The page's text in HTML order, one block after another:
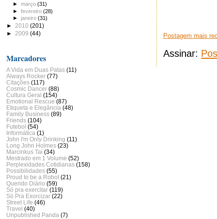
Postagem mais
Assinar:
►março(31)
►fevereiro(28)
►janeiro(31)
► 2010 (201)
► 2009 (44)
Marcadores
A Vida em Duas Patas (11)
Always Rocker (77)
Citações (117)
Cosmic Dancer (88)
Cultura Geral (154)
Emotional Rescue (87)
Etiqueta e Elegância (48)
Family Business (89)
Friends (104)
Futebol (54)
Informática (1)
John I'm Only Drinking (11)
Long John Holmes (23)
Marcinkus Tai (34)
Mestrado em 1 Volume (52)
Perplexidades Cotidianas (158)
Possibilidades (55)
Proud to be a Robot (21)
Querido Diário (59)
Só pra exercitar (119)
Só Pra Exorcizar (22)
Street Life (46)
Travel (40)
Unpublished Panda (7)